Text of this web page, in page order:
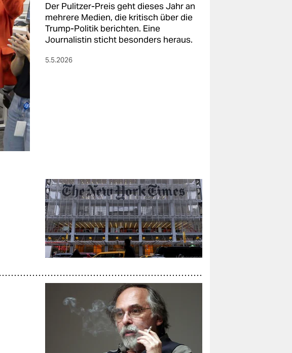
Der Pulitzer-Preis geht dieses Jahr an
mehrere Medien, die kritisch über die
Trump-Politik berichten. Eine
Journalistin sticht besonders heraus.
5.5.2026